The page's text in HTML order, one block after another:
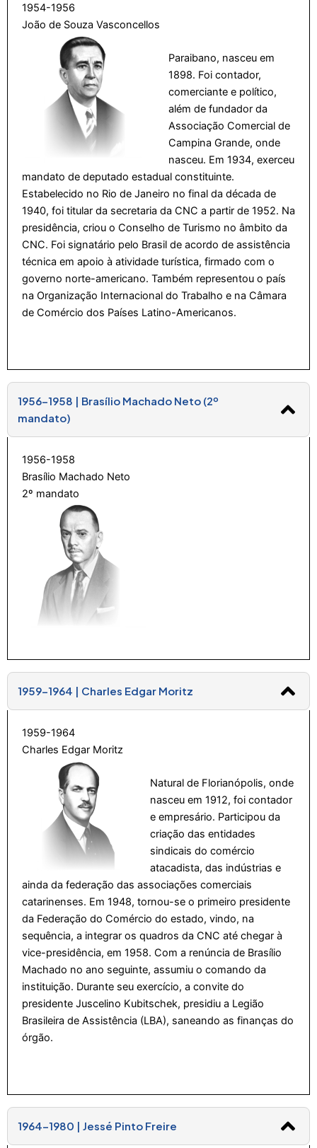
1954-1956
João de Souza Vasconcellos
Paraibano, nasceu em
1898. Foi contador,
comerciante e político,
além de fundador da
Associação Comercial de
Campina Grande, onde
nasceu. Em 1934, exerceu
mandato de deputado estadual constituinte.
Estabelecido no Rio de Janeiro no final da década de
1940, foi titular da secretaria da CNC a partir de 1952. Na
presidência, criou o Conselho de Turismo no âmbito da
CNC. Foi signatário pelo Brasil de acordo de assistência
técnica em apoio à atividade turística, firmado com o
governo norte-americano. Também representou o país
na Organização Internacional do Trabalho e na Câmara
de Comércio dos Países Latino-Americanos.
1956-1958 | Brasílio Machado Neto (2º
mandato)
1956-1958
Brasílio Machado Neto
2º mandato
1959-1964 | Charles Edgar Moritz
1959-1964
Charles Edgar Moritz
Natural de Florianópolis, onde
nasceu em 1912, foi contador
e empresário. Participou da
criação das entidades
sindicais do comércio
atacadista, das indústrias e
ainda da federação das associações comerciais
catarinenses. Em 1948, tornou-se o primeiro presidente
da Federação do Comércio do estado, vindo, na
sequência, a integrar os quadros da CNC até chegar à
vice-presidência, em 1958. Com a renúncia de Brasílio
Machado no ano seguinte, assumiu o comando da
instituição. Durante seu exercício, a convite do
presidente Juscelino Kubitschek, presidiu a Legião
Brasileira de Assistência (LBA), saneando as finanças do
órgão.
1964-1980 | Jessé Pinto Freire